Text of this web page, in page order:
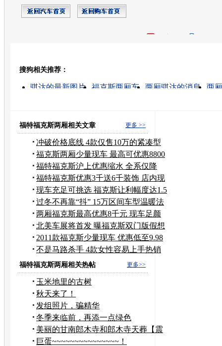
搜狗相关推荐：
骐达的最新图片 福克斯两厢车 两厢骐达的消息
两
更多 >>
福特福克斯两厢相关文章
冲破价格底线 4款仅售10万的紧凑型
轿车
福克斯两厢少量现车 最高可优惠8800
元
福特福克斯沪上优惠缩水 全系仅降
3000元
福特福克斯优惠3千送6千装饰 店内现
车
现车充足可挑选 福克斯让利幅度达1.5
万
过冬不再靠“抖” 15万区间车型温暖法
宝
两厢福克斯最高优惠8千元 现车足颜
色全
北美车展将首发 曝福克斯双门版假想
图
2011款福克斯少量现车 优惠低至9.98
万
不是马路杀手 4款女性容易上手热销
车型
更多>>
福特福克斯两厢相关热帖
玉米地里的古树
秋天来了！
发组照片，骗精华
冬季来临前，再添一点绿色
美丽的甘南郎木寺和郎木寺天葬【震
撼放送】
巨蛋~~~~~~~~~~~~~~~！